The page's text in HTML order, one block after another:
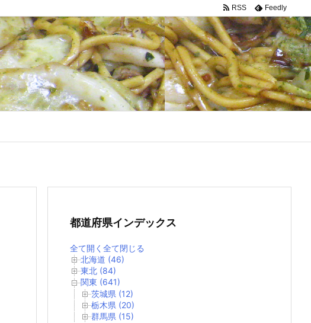
RSS Feedly
都道府県インデックス
全て開く 全て閉じる
北海道 (46)
東北 (84)
関東 (641)
茨城県 (12)
栃木県 (20)
群馬県 (15)